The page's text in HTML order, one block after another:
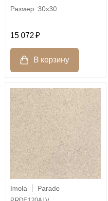
30x30
15 072
Imola Parade